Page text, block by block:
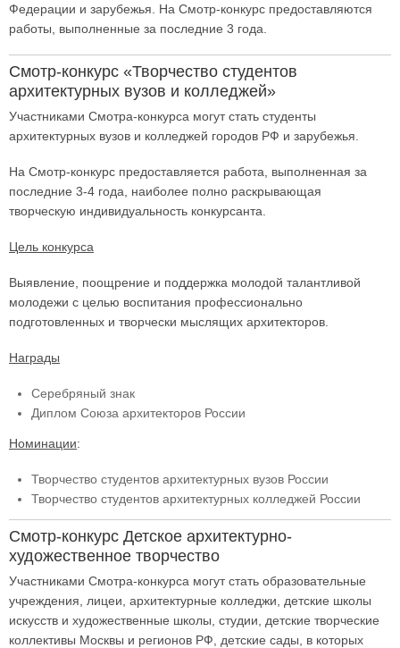
Федерации и зарубежья. На Смотр-конкурс предоставляются
работы, выполненные за последние 3 года.
Смотр-конкурс «Творчество студентов
архитектурных вузов и колледжей»
Участниками Смотра-конкурса могут стать студенты
архитектурных вузов и колледжей городов РФ и зарубежья.
На Смотр-конкурс предоставляется работа, выполненная за
последние 3-4 года, наиболее полно раскрывающая
творческую индивидуальность конкурсанта.
Цель конкурса
Выявление, поощрение и поддержка молодой талантливой
молодежи с целью воспитания профессионально
подготовленных и творчески мыслящих архитекторов.
Награды
Серебряный знак
Диплом Союза архитекторов России
Номинации:
Творчество студентов архитектурных вузов России
Творчество студентов архитектурных колледжей России
Смотр-конкурс Детское архитектурно-
художественное творчество
Участниками Смотра-конкурса могут стать образовательные
учреждения, лицеи, архитектурные колледжи, детские школы
искусств и художественные школы, студии, детские творческие
коллективы Москвы и регионов РФ, детские сады, в которых